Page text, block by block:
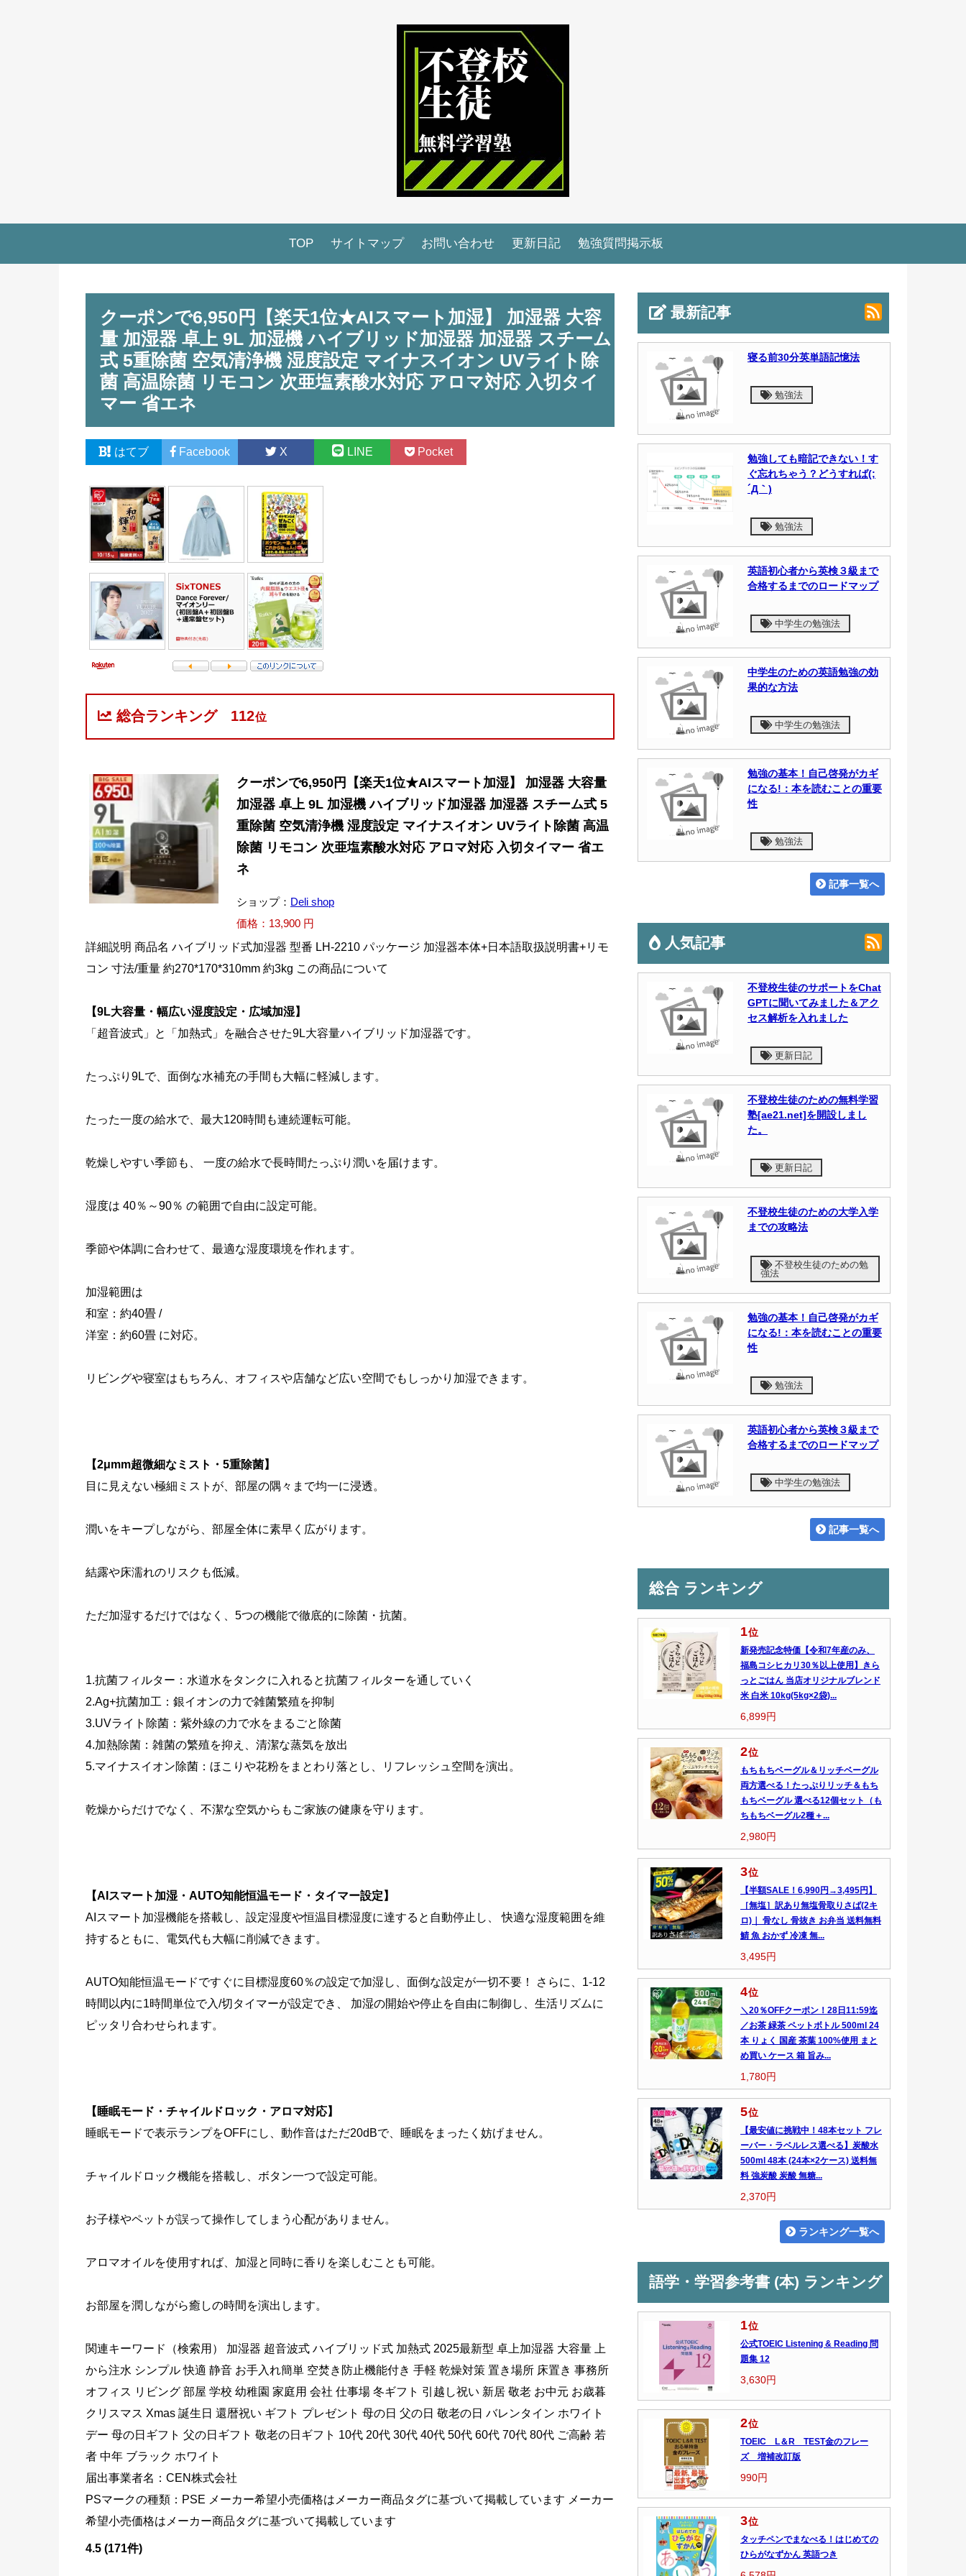
TOP サイトマップ お問い合わせ 更新日記 勉強質問掲示板
クーポンで6,950円【楽天1位★AIスマート加湿】 加湿器 大容
量 加湿器 卓上 9L 加湿機 ハイブリッド加湿器 加湿器 スチーム
式 5重除菌 空気清浄機 湿度設定 マイナスイオン UVライト除
菌 高温除菌 リモコン 次亜塩素酸水対応 アロマ対応 入切タイ
マー 省エネ
はてブ Facebook X LINE Pocket
総合ランキング 112位
クーポンで6,950円【楽天1位★AIスマート加湿】 加湿器 大容量
加湿器 卓上 9L 加湿機 ハイブリッド加湿器 加湿器 スチーム式 5
重除菌 空気清浄機 湿度設定 マイナスイオン UVライト除菌 高温
除菌 リモコン 次亜塩素酸水対応 アロマ対応 入切タイマー 省エ
ネ
ショップ： Deli shop
価格：13,900 円
詳細説明 商品名 ハイブリッド式加湿器 型番 LH-2210 パッケージ 加湿器本体+日本語取扱説明書+リモ
コン 寸法/重量 約270*170*310mm 約3kg この商品について
【9L大容量・幅広い湿度設定・広域加湿】
「超音波式」と「加熱式」を融合させた9L大容量ハイブリッド加湿器です。
たっぷり9Lで、面倒な水補充の手間も大幅に軽減します。
たった一度の給水で、最大120時間も連続運転可能。
乾燥しやすい季節も、 一度の給水で長時間たっぷり潤いを届けます。
湿度は 40％～90％ の範囲で自由に設定可能。
季節や体調に合わせて、最適な湿度環境を作れます。
加湿範囲は
和室：約40畳 /
洋室：約60畳 に対応。
リビングや寝室はもちろん、オフィスや店舗など広い空間でもしっかり加湿できます。
【2μmm超微細なミスト・5重除菌】
目に見えない極細ミストが、部屋の隅々まで均一に浸透。
潤いをキープしながら、部屋全体に素早く広がります。
結露や床濡れのリスクも低減。
ただ加湿するだけではなく、5つの機能で徹底的に除菌・抗菌。
1.抗菌フィルター：水道水をタンクに入れると抗菌フィルターを通していく
2.Ag+抗菌加工：銀イオンの力で雑菌繁殖を抑制
3.UVライト除菌：紫外線の力で水をまるごと除菌
4.加熱除菌：雑菌の繁殖を抑え、清潔な蒸気を放出
5.マイナスイオン除菌：ほこりや花粉をまとわり落とし、リフレッシュ空間を演出。
乾燥からだけでなく、不潔な空気からもご家族の健康を守ります。
【AIスマート加湿・AUTO知能恒温モード・タイマー設定】
AIスマート加湿機能を搭載し、設定湿度や恒温目標湿度に達すると自動停止し、 快適な湿度範囲を維
持するともに、電気代も大幅に削減できます。
AUTO知能恒温モードですぐに目標湿度60％の設定で加湿し、面倒な設定が一切不要！ さらに、1-12
時間以内に1時間単位で入/切タイマーが設定でき、 加湿の開始や停止を自由に制御し、生活リズムに
ピッタリ合わせられます。
【睡眠モード・チャイルドロック・アロマ対応】
睡眠モードで表示ランプをOFFにし、動作音はただ20dBで、睡眠をまったく妨げません。
チャイルドロック機能を搭載し、ボタン一つで設定可能。
お子様やペットが誤って操作してしまう心配がありません。
アロマオイルを使用すれば、加湿と同時に香りを楽しむことも可能。
お部屋を潤しながら癒しの時間を演出します。
関連キーワード（検索用） 加湿器 超音波式 ハイブリッド式 加熱式 2025最新型 卓上加湿器 大容量 上
から注水 シンプル 快適 静音 お手入れ簡単 空焚き防止機能付き 手軽 乾燥対策 置き場所 床置き 事務所
オフィス リビング 部屋 学校 幼稚園 家庭用 会社 仕事場 冬ギフト 引越し祝い 新居 敬老 お中元 お歳暮
クリスマス Xmas 誕生日 還暦祝い ギフト プレゼント 母の日 父の日 敬老の日 バレンタイン ホワイト
デー 母の日ギフト 父の日ギフト 敬老の日ギフト 10代 20代 30代 40代 50代 60代 70代 80代 ご高齢 若
者 中年 ブラック ホワイト
届出事業者名：CEN株式会社
PSマークの種類：PSE メーカー希望小売価格はメーカー商品タグに基づいて掲載しています メーカー
希望小売価格はメーカー商品タグに基づいて掲載しています
4.5 (171件)
最新記事
寝る前30分英単語記憶法
勉強法
勉強しても暗記できない！す
ぐ忘れちゃう？どうすれば(;
´Д｀)
勉強法
英語初心者から英検３級まで
合格するまでのロードマップ
中学生の勉強法
中学生のための英語勉強の効
果的な方法
中学生の勉強法
勉強の基本！自己啓発がカギ
になる!：本を読むことの重要
性
勉強法
記事一覧へ
人気記事
不登校生徒のサポートをChat
GPTに聞いてみました＆アク
セス解析を入れました
更新日記
不登校生徒のための無料学習
塾[ae21.net]を開設しまし
た。
更新日記
不登校生徒のための大学入学
までの攻略法
不登校生徒のための勉
強法
勉強の基本！自己啓発がカギ
になる!：本を読むことの重要
性
勉強法
英語初心者から英検３級まで
合格するまでのロードマップ
中学生の勉強法
記事一覧へ
総合 ランキング
1位
新発売記念特価【令和7年産のみ、
福島コシヒカリ30％以上使用】きら
っとごはん 当店オリジナルブレンド
米 白米 10kg(5kg×2袋)...
6,899円
2位
もちもちベーグル＆リッチベーグル
両方選べる！たっぷりリッチ＆もち
もちベーグル 選べる12個セット（も
ちもちベーグル2種＋...
2,980円
3位
【半額SALE！6,990円→3,495円】
［無塩］訳あり無塩骨取りさば(2キ
ロ)｜ 骨なし 骨抜き お弁当 送料無料
鯖 魚 おかず 冷凍 無...
3,495円
4位
＼20％OFFクーポン！28日11:59迄
／お茶 緑茶 ペットボトル 500ml 24
本 りょく 国産 茶葉 100%使用 まと
め買い ケース 箱 旨み...
1,780円
5位
【最安値に挑戦中！48本セット フレ
ーバー・ラベルレス選べる】炭酸水
500ml 48本 (24本×2ケース) 送料無
料 強炭酸 炭酸 無糖...
2,370円
ランキング一覧へ
語学・学習参考書 (本) ランキング
1位
公式TOEIC Listening & Reading 問
題集 12
3,630円
2位
TOEIC L＆R TEST金のフレー
ズ 増補改訂版
990円
3位
タッチペンでまなべる！はじめての
ひらがなずかん 英語つき